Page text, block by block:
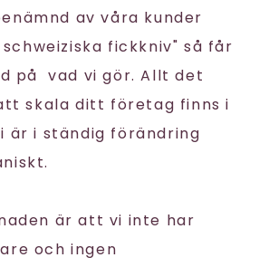
av våra kunder
fickkniv" så får
på vad vi gör. Allt det
skala ditt företag finns i
är i ständig förändring
är att vi inte har
och ingen